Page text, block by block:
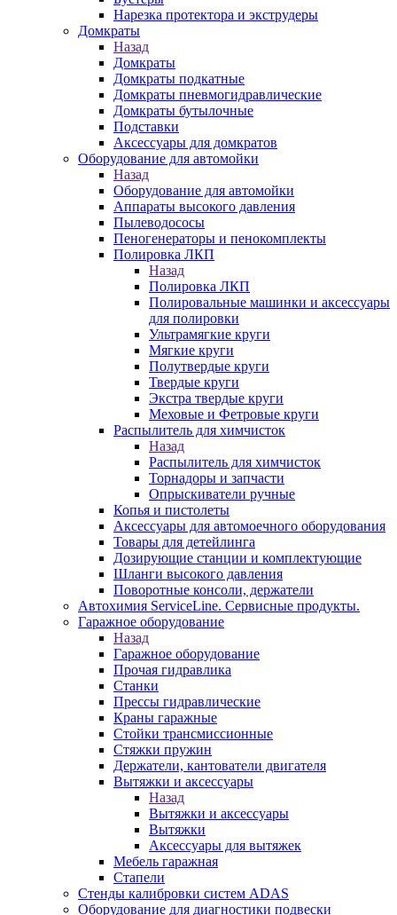
Нарезка протектора и экструдеры
Домкраты
Назад
Домкраты
Домкраты подкатные
Домкраты пневмогидравлические
Домкраты бутылочные
Подставки
Аксессуары для домкратов
Оборудование для автомойки
Назад
Оборудование для автомойки
Аппараты высокого давления
Пылеводососы
Пеногенераторы и пенокомплекты
Полировка ЛКП
Назад
Полировка ЛКП
Полировальные машинки и аксессуары
для полировки
Ультрамягкие круги
Мягкие круги
Полутвердые круги
Твердые круги
Экстра твердые круги
Меховые и Фетровые круги
Распылитель для химчисток
Назад
Распылитель для химчисток
Торнадоры и запчасти
Опрыскиватели ручные
Копья и пистолеты
Аксессуары для автомоечного оборудования
Товары для детейлинга
Дозирующие станции и комплектующие
Шланги высокого давления
Поворотные консоли, держатели
Автохимия ServiceLine. Сервисные продукты.
Гаражное оборудование
Назад
Гаражное оборудование
Прочая гидравлика
Станки
Прессы гидравлические
Краны гаражные
Стойки трансмиссионные
Стяжки пружин
Держатели, кантователи двигателя
Вытяжки и аксессуары
Назад
Вытяжки и аксессуары
Вытяжки
Аксессуары для вытяжек
Мебель гаражная
Стапели
Стенды калибровки систем ADAS
Оборудование для диагностики подвески